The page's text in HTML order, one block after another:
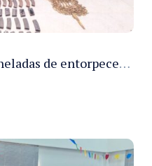
PMAM apreende 16,6 toneladas de entorpecentes e registra aumento nas prisões em flagrante e nas capturas de foragidos no primeiro semestre de 2026